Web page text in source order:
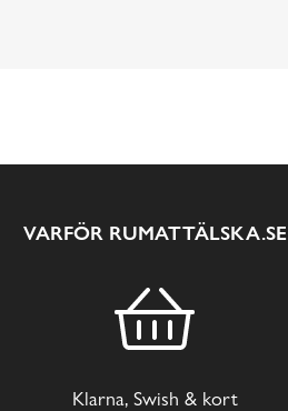
VARFÖR RUMATTÄLSKA.SE
Klarna, Swish & kort